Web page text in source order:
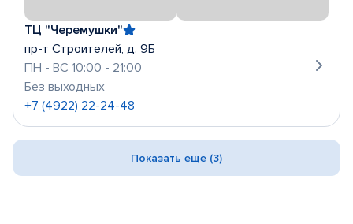
ТЦ "Черемушки"
пр-т Строителей, д. 9Б
ПН - ВС 10:00 - 21:00
Без выходных
+7 (4922) 22-24-48
Показать еще (3)